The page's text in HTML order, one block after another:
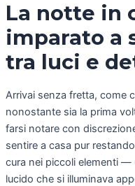
La notte in
imparato a
tra luci e
Arrivai senza fretta, come
nonostante sia la prima
farsi notare con
sentire a casa pur
cura nei piccoli elementi —
lucido che si illuminava